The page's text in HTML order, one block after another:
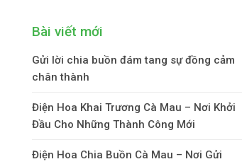
Bài viết mới
Gửi lời chia buồn đám tang sự đồng cảm
chân thành
Điện Hoa Khai Trương Cà Mau – Nơi Khởi
Đầu Cho Những Thành Công Mới
Điện Hoa Chia Buồn Cà Mau – Nơi Gửi